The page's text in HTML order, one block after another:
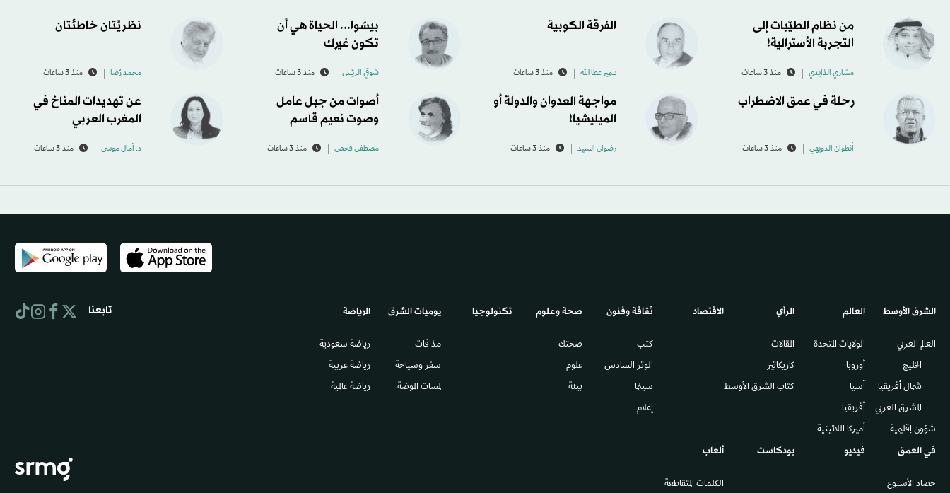
من نظام الطيّبات إلى
التجربة الأسترالية!
مشاري الذايدي منذ 3 ساعات
الفرقة الكوبية
سمير عطا الله منذ 3 ساعات
بيسّوا... الحياة هي أن
تكون غيرك
شوقي الريّس منذ 3 ساعات
نظريَّتان خاطئتان
محمد رُضا منذ 3 ساعات
رحلة في عمق الاضطراب
أنطوان الدويهي منذ 3 ساعات
مواجهة العدوان والدولة أو
الميليشيا!
رضوان السيد منذ 3 ساعات
أصوات من جبل عامل
وصوت نعيم قاسم
مصطفى فحص منذ 3 ساعات
عن تهديدات المناخ في
المغرب العربي
د. آمال موسى منذ 3 ساعات
الشرق الأوسط​
العالم العربي
الخليج
شمال أفريقيا
المشرق العربي
شؤون إقليمية
العالم
الولايات المتحدة
أوروبا
آسيا
أفريقيا
أميركا اللاتينية
الرأي
المقالات
كاريكاتير
كتاب الشرق الأوسط
الاقتصاد ثقافة وفنون
كتب
الوتر السادس​
سينما
إعلام
صحة وعلوم
صحتك
علوم
بيئة
تكنولوجيا يوميات الشرق​
مذاقات
سفر وسياحة
لمسات الموضة
الرياضة
رياضة سعودية
رياضة عربية
رياضة عالمية
في العمق
حصاد الأسبوع
فيديو بودكاست ألعاب
الكلمات المتقاطعة
تابعنا